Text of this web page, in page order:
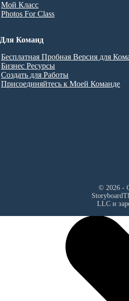
Мой Класс
Photos For Class
Для Команд
Бесплатная Пробная Версия для
Бизнес Ресурсы
Создать для Работы
Присоединяйтесь к Моей Команде
© 2026 -
LLCи